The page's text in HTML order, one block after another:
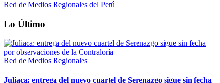
Red de Medios Regionales del Perú
Lo Último
Red de Medios Regionales
Juliaca: entrega del nuevo cuartel de Serenazgo sigue sin fecha